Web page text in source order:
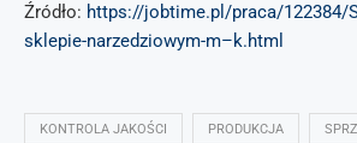
Źródło: https://jobtime.pl/praca/122384/
sklepie-narzedziowym-m–k.html
KONTROLA JAKOŚCI PRODUKCJA